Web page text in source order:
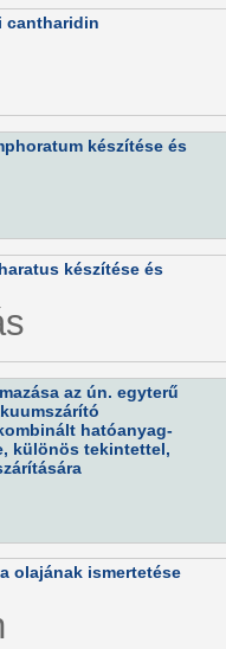
cantharidin
készítése és
készítése és
az ún. egyterű
hatóanyag-
különös tekintettel,
olajának ismertetése